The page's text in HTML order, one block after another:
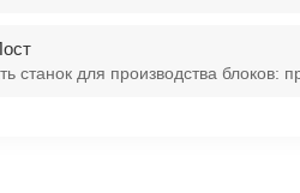
станок для производства